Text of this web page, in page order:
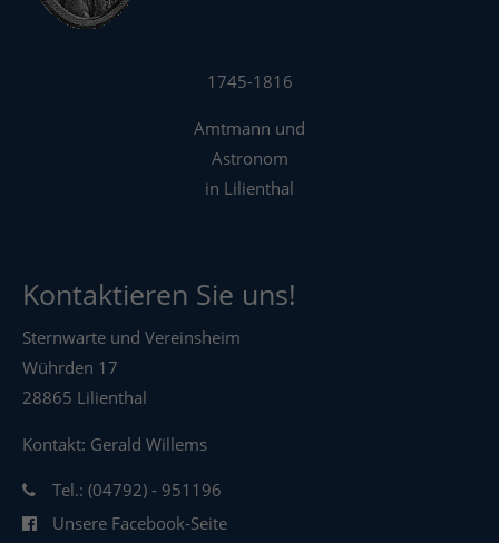
1745-1816
Amtmann und
Astronom
in Lilienthal
Kontaktieren Sie uns!
Sternwarte und Vereinsheim
Wührden 17
28865 Lilienthal
Kontakt: Gerald Willems
Tel.: (04792) - 951196
Unsere Facebook-Seite